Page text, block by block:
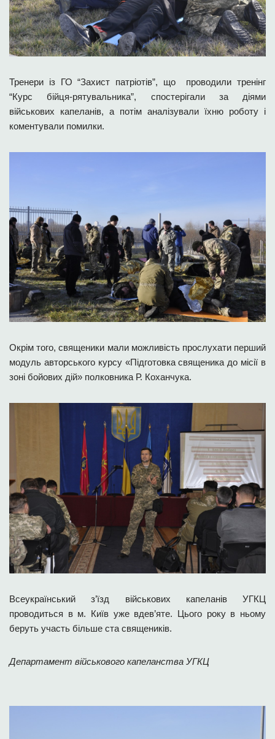
Тренери із ГО “Захист патріотів”, що проводили тренінг
“Курс бійця-рятувальника”, спостерігали за діями
військових капеланів, а потім аналізували їхню роботу і
коментували помилки.
Окрім того, священики мали можливість прослухати перший
модуль авторського курсу «Підготовка священика до місії в
зоні бойових дій» полковника Р. Коханчука.
Всеукраїнський з’їзд військових капеланів УГКЦ
проводиться в м. Київ уже вдев’яте. Цього року в ньому
беруть участь більше ста священиків.
Департамент військового капеланства УГКЦ